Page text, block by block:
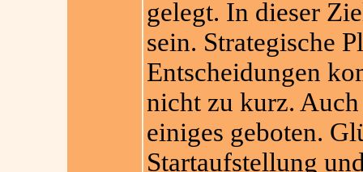
gelegt. In dieser
sein. Strategische
Entscheidungen
nicht zu kurz.
einiges geboten.
Startaufstellung